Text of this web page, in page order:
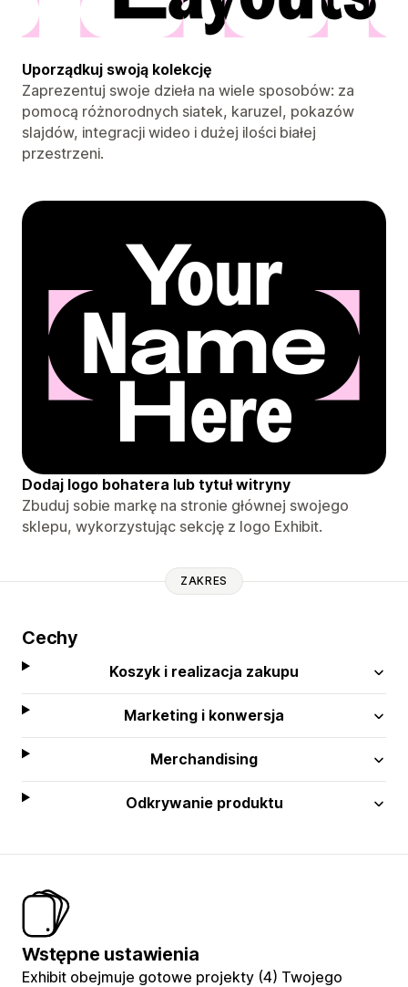
Uporządkuj swoją kolekcję
Zaprezentuj swoje dzieła na wiele sposobów: za
pomocą różnorodnych siatek, karuzel, pokazów
slajdów, integracji wideo i dużej ilości białej
przestrzeni.
Dodaj logo bohatera lub tytuł witryny
Zbuduj sobie markę na stronie głównej swojego
sklepu, wykorzystując sekcję z logo Exhibit.
ZAKRES
Cechy
Koszyk i realizacja zakupu
Marketing i konwersja
Merchandising
Odkrywanie produktu
Wstępne ustawienia
Exhibit obejmuje gotowe projekty (4) Twojego